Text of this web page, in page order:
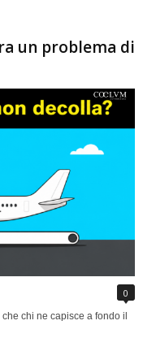
un problema di
0
chi ne capisce a fondo il